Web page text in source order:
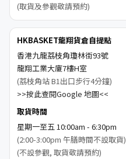
(取貨及參觀敬請預約)
HKBASKET龍翔貨倉自提點
香港九龍荔枝角瓊林街93號
龍翔工業大廈7樓H室
(荔枝角站 B1出口步行4分鐘)
>>按此查閱Google 地圖<<
取貨時間
星期一至五 10:00am - 6:30pm
(2:00-3:00pm 午膳時間不設取貨)
(不設參觀, 取貨敬請預約)